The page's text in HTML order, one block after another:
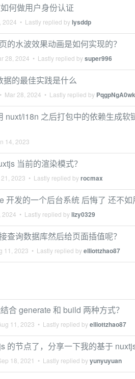
何做用户身份认证
2024 • Lastly replied bylysddp
的水波效果动画是如何实现的？
28, 2024 • Lastly replied bysuper996
据的最佳实践是什么
• Mar 28, 2024 • Lastly replied by PqgpNgA0wk
nuxt/i18n 之后打包中的依赖生成
14, 2023
当前的渲染模式？
2023 • Lastly replied byrocmax
开发的一个后台系统 后悔了 还不
2024 • Lastly replied bylizy0329
查询数据库然后给页面插值呢？
11, 2023 • Lastly replied byelliottzhao87
合 generate 和 build 两种方式？
11, 2023 • Lastly replied byelliottzhao87
的节点了，分享一下我的基于
18, 2021 • Lastly replied byyunyuyuan